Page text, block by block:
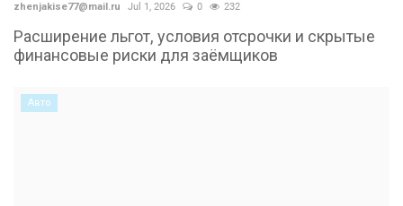
zhenjakise77@mail.ru Jul 1, 2026 0 232
Расширение льгот, условия отсрочки и скрытые
финансовые риски для заёмщиков
Авто